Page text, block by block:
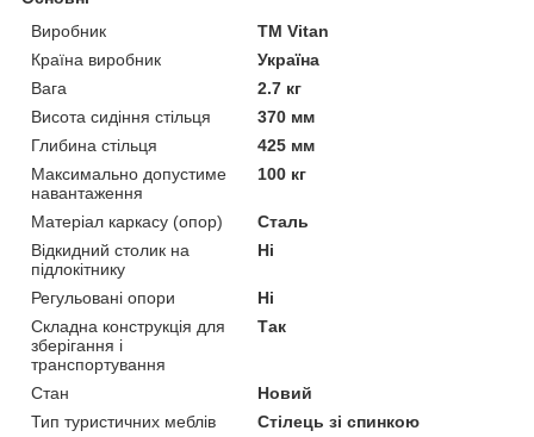
Виробник
ТМ Vitan
Країна виробник
Україна
Вага
2.7 кг
Висота сидіння стільця
370 мм
Глибина стільця
425 мм
Максимально допустиме
навантаження
100 кг
Матеріал каркасу (опор)
Сталь
Відкидний столик на
підлокітнику
Ні
Регульовані опори
Ні
Складна конструкція для
зберігання і
транспортування
Так
Стан
Новий
Тип туристичних меблів
Стілець зі спинкою